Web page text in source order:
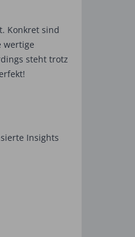
Konkret sind
wertige
steht trotz
Insights